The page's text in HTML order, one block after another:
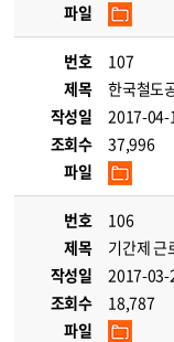
파일
번호
107
제목
한국철도
작성일
2017-04-
조회수
37,996
파일
번호
106
제목
기간제 근
작성일
2017-03-
조회수
18,787
파일